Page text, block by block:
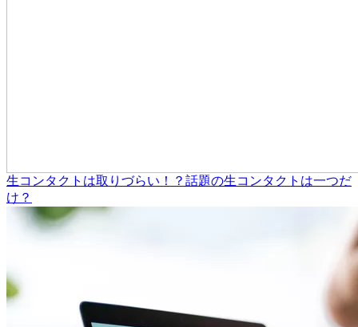
生コンタクトは取りづらい！？話題の生コンタクトは一つだ
け？